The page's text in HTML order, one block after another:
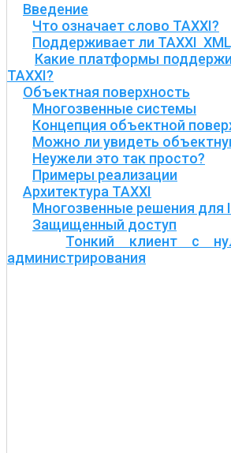
Введение
Что означает слово TAXXI?
Поддерживает ли TAXXI
Какие платформы
TAXXI?
Объектная поверхность
Многозвенные системы
Концепция объектной
Можно ли увидеть
Неужели это так просто?
Примеры реализации
Архитектура TAXXI
Многозвенные решения для
Защищенный доступ
Тонкий клиент с
администрирования